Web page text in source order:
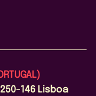
146 Lisboa